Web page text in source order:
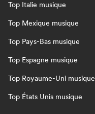
Top Italie musique
Top Mexique musique
Top Pays-Bas musique
Top Espagne musique
Top Royaume-Uni musique
Top États Unis musique